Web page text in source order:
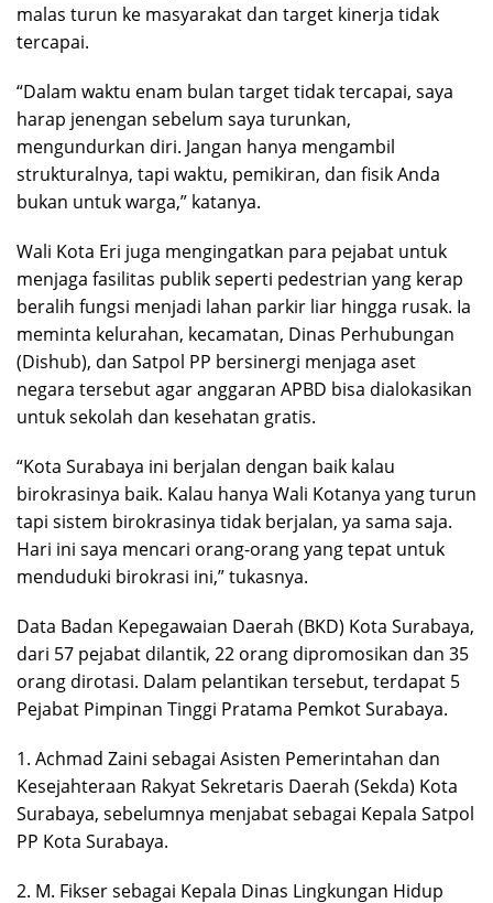
malas turun ke masyarakat dan target kinerja tidak
tercapai.
“Dalam waktu enam bulan target tidak tercapai, saya
harap jenengan sebelum saya turunkan,
mengundurkan diri. Jangan hanya mengambil
strukturalnya, tapi waktu, pemikiran, dan fisik Anda
bukan untuk warga,” katanya.
Wali Kota Eri juga mengingatkan para pejabat untuk
menjaga fasilitas publik seperti pedestrian yang kerap
beralih fungsi menjadi lahan parkir liar hingga rusak. Ia
meminta kelurahan, kecamatan, Dinas Perhubungan
(Dishub), dan Satpol PP bersinergi menjaga aset
negara tersebut agar anggaran APBD bisa dialokasikan
untuk sekolah dan kesehatan gratis.
“Kota Surabaya ini berjalan dengan baik kalau
birokrasinya baik. Kalau hanya Wali Kotanya yang turun
tapi sistem birokrasinya tidak berjalan, ya sama saja.
Hari ini saya mencari orang-orang yang tepat untuk
menduduki birokrasi ini,” tukasnya.
Data Badan Kepegawaian Daerah (BKD) Kota Surabaya,
dari 57 pejabat dilantik, 22 orang dipromosikan dan 35
orang dirotasi. Dalam pelantikan tersebut, terdapat 5
Pejabat Pimpinan Tinggi Pratama Pemkot Surabaya.
1. Achmad Zaini sebagai Asisten Pemerintahan dan
Kesejahteraan Rakyat Sekretaris Daerah (Sekda) Kota
Surabaya, sebelumnya menjabat sebagai Kepala Satpol
PP Kota Surabaya.
2. M. Fikser sebagai Kepala Dinas Lingkungan Hidup